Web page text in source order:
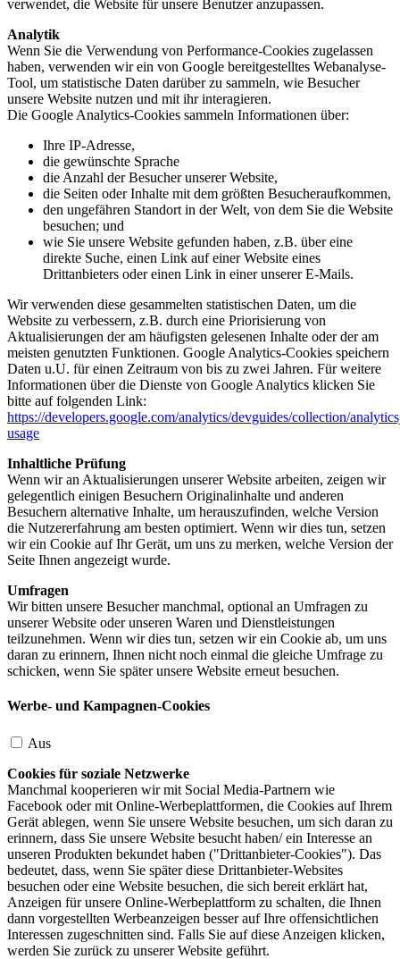
verwendet, die Website für unsere Benutzer anzupassen.
Analytik
Wenn Sie die Verwendung von Performance-Cookies zugelassen
haben, verwenden wir ein von Google bereitgestelltes Webanalyse-
Tool, um statistische Daten darüber zu sammeln, wie Besucher
unsere Website nutzen und mit ihr interagieren.
Die Google Analytics-Cookies sammeln Informationen über:
Ihre IP-Adresse,
die gewünschte Sprache
die Anzahl der Besucher unserer Website,
die Seiten oder Inhalte mit dem größten Besucheraufkommen,
den ungefähren Standort in der Welt, von dem Sie die Website
besuchen; und
wie Sie unsere Website gefunden haben, z.B. über eine
direkte Suche, einen Link auf einer Website eines
Drittanbieters oder einen Link in einer unserer E-Mails.
Wir verwenden diese gesammelten statistischen Daten, um die
Website zu verbessern, z.B. durch eine Priorisierung von
Aktualisierungen der am häufigsten gelesenen Inhalte oder der am
meisten genutzten Funktionen. Google Analytics-Cookies speichern
Daten u.U. für einen Zeitraum von bis zu zwei Jahren. Für weitere
Informationen über die Dienste von Google Analytics klicken Sie
bitte auf folgenden Link:
https://developers.google.com/analytics/devguides/collection/
usage
Inhaltliche Prüfung
Wenn wir an Aktualisierungen unserer Website arbeiten, zeigen wir
gelegentlich einigen Besuchern Originalinhalte und anderen
Besuchern alternative Inhalte, um herauszufinden, welche Version
die Nutzererfahrung am besten optimiert. Wenn wir dies tun, setzen
wir ein Cookie auf Ihr Gerät, um uns zu merken, welche Version der
Seite Ihnen angezeigt wurde.
Umfragen
Wir bitten unsere Besucher manchmal, optional an Umfragen zu
unserer Website oder unseren Waren und Dienstleistungen
teilzunehmen. Wenn wir dies tun, setzen wir ein Cookie ab, um uns
daran zu erinnern, Ihnen nicht noch einmal die gleiche Umfrage zu
schicken, wenn Sie später unsere Website erneut besuchen.
Werbe- und Kampagnen-Cookies
Aus
Cookies für soziale Netzwerke
Manchmal kooperieren wir mit Social Media-Partnern wie
Facebook oder mit Online-Werbeplattformen, die Cookies auf Ihrem
Gerät ablegen, wenn Sie unsere Website besuchen, um sich daran zu
erinnern, dass Sie unsere Website besucht haben/ ein Interesse an
unseren Produkten bekundet haben ("Drittanbieter-Cookies"). Das
bedeutet, dass, wenn Sie später diese Drittanbieter-Websites
besuchen oder eine Website besuchen, die sich bereit erklärt hat,
Anzeigen für unsere Online-Werbeplattform zu schalten, die Ihnen
dann vorgestellten Werbeanzeigen besser auf Ihre offensichtlichen
Interessen zugeschnitten sind. Falls Sie auf diese Anzeigen klicken,
werden Sie zurück zu unserer Website geführt.